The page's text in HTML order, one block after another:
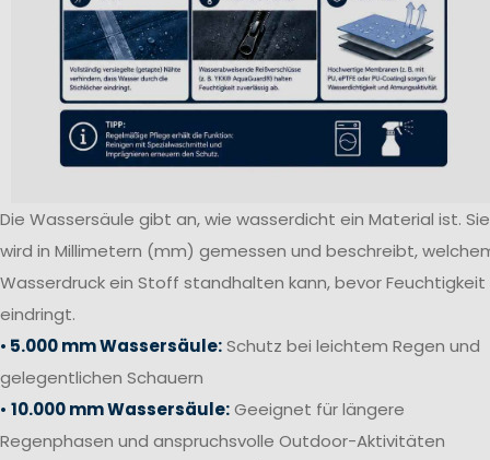
Die Wassersäule gibt an, wie wasserdicht ein Material ist. Sie
wird in Millimetern (mm) gemessen und beschreibt,
Wasserdruck ein Stoff standhalten kann, bevor Feuchtigkeit
eindringt.
• 5.000 mm Wassersäule:Schutz bei leichtem Regen und
gelegentlichen Schauern
• 10.000 mm Wassersäule:Geeignet für längere
Regenphasen und anspruchsvolle Outdoor-Aktivitäten